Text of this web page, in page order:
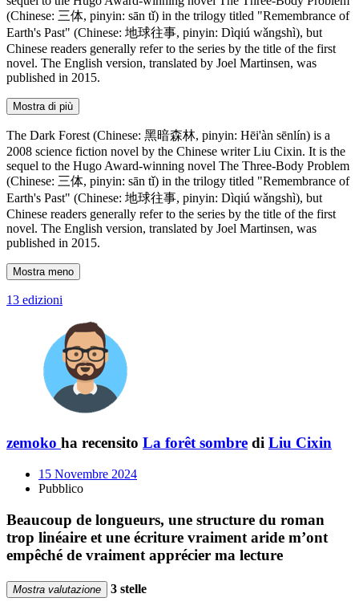
(Chinese: 三体, pinyin: sān tǐ) in the trilogy titled "Remembrance of
Earth's Past" (Chinese: 地球往事, pinyin: Dìqiú wǎngshì), but
Chinese readers generally refer to the series by the title of the first
novel. The English version, translated by Joel Martinsen, was
published in 2015.
Mostra di più
The Dark Forest (Chinese: 黑暗森林, pinyin: Hēi'àn sēnlín) is a
2008 science fiction novel by the Chinese writer Liu Cixin. It is the
sequel to the Hugo Award-winning novel The Three-Body Problem
(Chinese: 三体, pinyin: sān tǐ) in the trilogy titled "Remembrance of
Earth's Past" (Chinese: 地球往事, pinyin: Dìqiú wǎngshì), but
Chinese readers generally refer to the series by the title of the first
novel. The English version, translated by Joel Martinsen, was
published in 2015.
Mostra meno
13 edizioni
zemoko ha recensito La forêt sombre di Liu Cixin
15 Novembre 2024
Pubblico
Beaucoup de longueurs, une structure du roman
trop linéaire et une écriture vraiment aride m’ont
empêché de vraiment apprécier ma lecture
Mostra valutazione 3 stelle